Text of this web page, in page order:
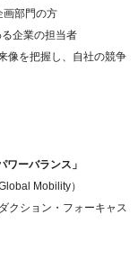
画部門の方
企業の担当者
像を把握し、自社の競争
ーバランス」
Mobility）
クション・フォーキャス